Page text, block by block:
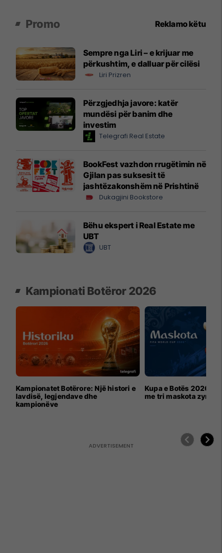
Promo Reklamo këtu
Sempre nga Liri – e krijuar me
përkushtim, e dalluar për cilësi
Liri Prizren
Përzgjedhja javore: katër
mundësi për banim dhe
investim
Telegrafi Real Estate
BookFest vazhdon rrugëtimin në
Gjilan pas suksesit të
jashtëzakonshëm në Prishtinë
Dukagjini Bookstore
Bëhu ekspert i Real Estate me
UBT
UBT
Kampionati Botëror 2026
Kampionatet Botërore: Një histori e
lavdisë, legjendave dhe
kampionëve
Kupa e Botës 2026
me tri maskota zyrtare